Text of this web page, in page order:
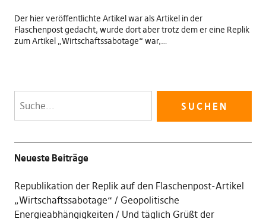
Der hier veröffentlichte Artikel war als Artikel in der
Flaschenpost gedacht, wurde dort aber trotz dem er eine Replik
zum Artikel „Wirtschaftssabotage“ war,…
Neueste Beiträge
Republikation der Replik auf den Flaschenpost-Artikel
„Wirtschaftssabotage“
Geopolitische
Energieabhängigkeiten
Und täglich Grüßt der